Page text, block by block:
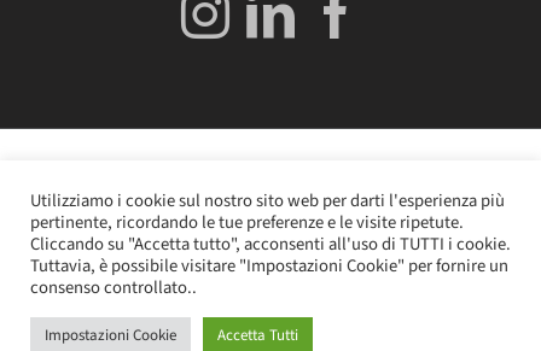
Angelo Frigerio -Cookie Policy–Privacy Policy- P.IVA
0362610964
InstagramLinkedIn
Utilizziamo i cookie sul nostro sito web per darti l'esperienza più
pertinente, ricordando le tue preferenze e le visite ripetute.
Cliccando su "Accetta tutto", acconsenti all'uso di TUTTI i cookie.
Tuttavia, è possibile visitare "Impostazioni Cookie" per fornire un
consenso controllato..
Impostazioni Cookie Accetta Tutti